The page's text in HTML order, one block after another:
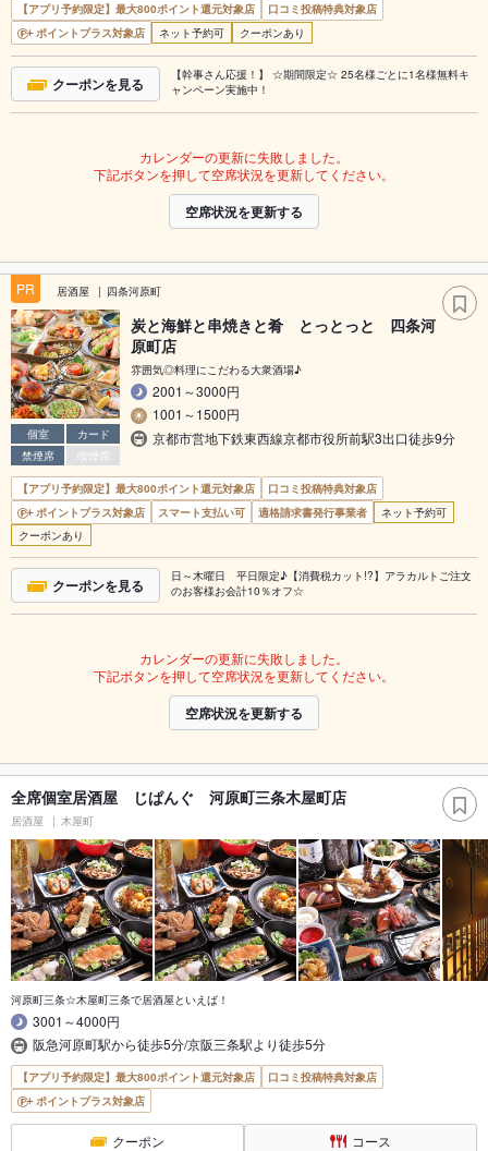
【アプリ予約限定】最大800ポイント還元対象店
口コミ投稿特典対象店
ポイントプラス対象店
ネット予約可 クーポンあり
クーポンを見る
【幹事さん応援！】 ☆期間限定☆ 25名様ごとに1名様無料キ
ャンペーン実施中！
カレンダーの更新に失敗しました。
下記ボタンを押して空席状況を更新してください。
空席状況を更新する
PR 居酒屋 四条河原町
個室
カード
禁煙席
喫煙席
炭と海鮮と串焼きと肴 とっとっと 四条河
原町店
雰囲気◎料理にこだわる大衆酒場♪
2001～3000円
1001～1500円
京都市営地下鉄東西線京都市役所前駅3出口徒歩9分
【アプリ予約限定】最大800ポイント還元対象店
口コミ投稿特典対象店
ポイントプラス対象店
スマート支払い可 適格請求書発行事業者
ネット予約可
クーポンあり
クーポンを見る
日～木曜日 平日限定♪【消費税カット!?】アラカルトご注文
のお客様お会計10％オフ☆
カレンダーの更新に失敗しました。
下記ボタンを押して空席状況を更新してください。
空席状況を更新する
全席個室居酒屋 じぱんぐ 河原町三条木屋町店
居酒屋 木屋町
河原町三条☆木屋町三条で居酒屋といえば！
3001～4000円
阪急河原町駅から徒歩5分/京阪三条駅より徒歩5分
【アプリ予約限定】最大800ポイント還元対象店
口コミ投稿特典対象店
ポイントプラス対象店
クーポン コース